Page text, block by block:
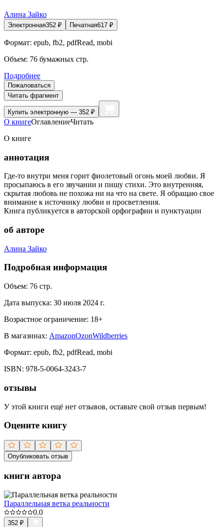
Алина Зайко
Электронная352 ₽ Печатная617 ₽
Формат: epub, fb2, pdfRead, mobi
Объем: 76 бумажных стр.
Подробнее
Пожаловаться
Читать фрагмент
Купить электронную — 352 ₽
О книгеОглавлениеЧитать
О книге
аннотация
Где-то внутри меня горит фиолетовый огонь моей любви. Я
просыпаюсь в его звучании и пишу стихи. Это внутренняя,
скрытая любовь не похожа ни на что на свете. Я обращаю свое
внимание к источнику любви и просветления.
Книга публикуется в авторской орфографии и пунктуации
об авторе
Алина Зайко
Подробная информация
Объем: 76 стр.
Дата выпуска: 30 июля 2024 г.
Возрастное ограничение: 18+
В магазинах: AmazonOzonWildberries
Формат: epub, fb2, pdfRead, mobi
ISBN: 978-5-0064-3243-7
отзывы
У этой книги ещё нет отзывов, оставьте свой отзыв первым!
Оцените книгу
Опубликовать отзыв
книги автора
Параллельная ветка реальности
0.0
352 ₽